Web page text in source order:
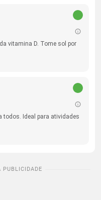
vitamina D. Tome sol por
todos. Ideal para atividades